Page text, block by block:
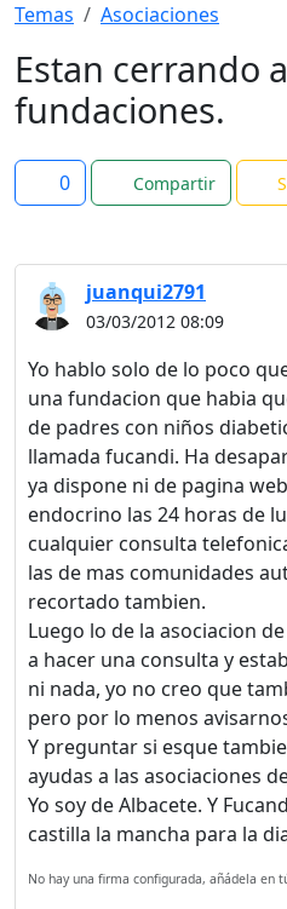
Temas Asociaciones
Estan cerrando
fundaciones.
0 Compartir
juanqui2791
03/03/2012 08:09
Yo hablo solo de lo poco
una fundacion que habia
de padres con niños
llamada fucandi. Ha
ya dispone ni de pagina
endocrino las 24 horas de
cualquier consulta
las de mas comunidades
recortado tambien.
Luego lo de la asociacion
a hacer una consulta y
ni nada, yo no creo que
pero por lo menos
Y preguntar si esque
ayudas a las asociaciones
Yo soy de Albacete. Y
castilla la mancha para la
No hay una firma configurada, añádela en